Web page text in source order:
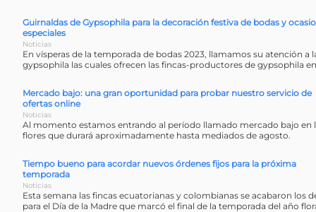
Guirnaldas de Gypsophila para la decoración festiva de bodas y
especiales
Noticias
En vísperas de la temporada de bodas 2023, llamamos su atención a
gypsophila las cuales ofrecen las fincas-productores de gypsophila
Mercado bajo: una gran oportunidad para probar nuestro servicio de
ofertas online
Noticias
Al momento estamos entrando al período llamado mercado bajo en
flores que durará aproximadamente hasta mediados de agosto.
Tiempo bueno para acordar nuevos órdenes fijos para la próxima
temporada
Noticias
Esta semana las fincas ecuatorianas y colombianas se acabaron los
para el Día de la Madre que marcó el final de la temporada del año